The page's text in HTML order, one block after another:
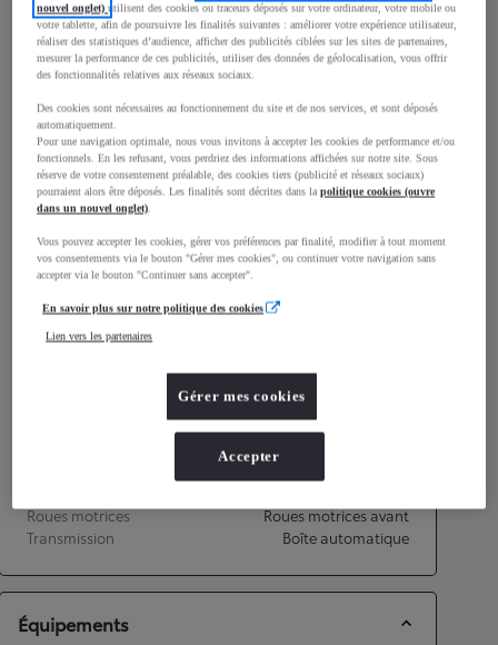
1 745mm
Consommation mixte
Émissions CO2
Performances
Accélération 0-100km/h
Roues motrices
Roues motrices avant
Transmission
Boîte automatique
Équipements
nouvel onglet)utilisent des cookies ou traceurs déposés sur votre ordinateur, votre mobile ou
votre tablette, afin de poursuivre les finalités suivantes : améliorer votre expérience utilisateur,
réaliser des statistiques d’audience, afficher des publicités ciblées sur les sites de partenaires,
mesurer la performance de ces publicités, utiliser des données de géolocalisation, vous offrir
des fonctionnalités relatives aux réseaux sociaux.
Des cookies sont nécessaires au fonctionnement du site et de nos services, et sont déposés
automatiquement.
Pour une navigation optimale, nous vous invitons à accepter les cookies de performance et/ou
fonctionnels. En les refusant, vous perdriez des informations affichées sur notre site. Sous
réserve de votre consentement préalable, des cookies tiers (publicité et réseaux sociaux)
pourraient alors être déposés. Les finalités sont décrites dans lapolitique cookies (ouvre
dans un nouvel onglet).
Vous pouvez accepter les cookies, gérer vos préférences par finalité, modifier à tout moment
vos consentements via le bouton "Gérer mes cookies", ou continuer votre navigation sans
accepter via le bouton "Continuer sans accepter".
En savoir plus sur notre politique des cookies
Lien vers les partenaires
Gérer mes cookies
Accepter